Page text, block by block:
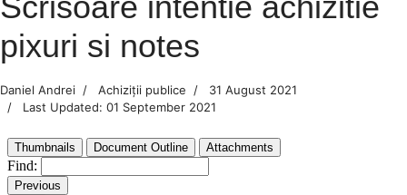
pixuri si notes
Daniel Andrei Achiziții publice
31 August 2021
Last Updated: 01 September 2021